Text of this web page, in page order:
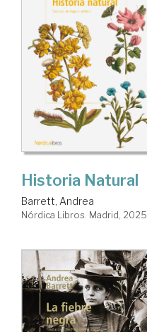
Historia Natural
Barrett, Andrea
Nórdica Libros. Madrid, 2025